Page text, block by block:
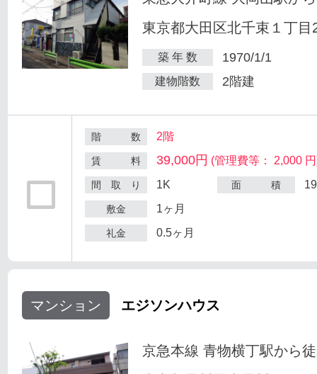
東京都大田区北千束１丁目
築 年 数 1970/1/1
建物階数 2階建
階 数 2階
賃 料 39,000円 (管理費等： 2,000
間 取 り 1K 面 積
敷金 1ヶ月
礼金 0.5ヶ月
マンション エジソンハウス
京急本線 青物横丁駅から